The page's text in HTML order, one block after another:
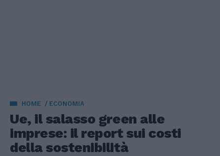
HOME ECONOMIA
Ue, il salasso green alle
imprese: il report sui costi
della sostenibilità